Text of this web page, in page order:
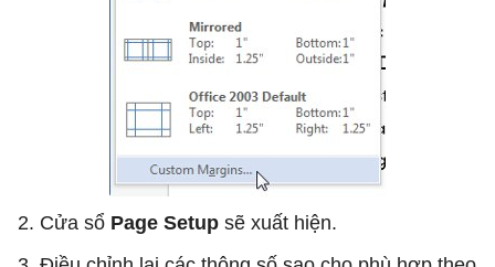
2. Cửa sổ Page Setup sẽ xuất hiện.